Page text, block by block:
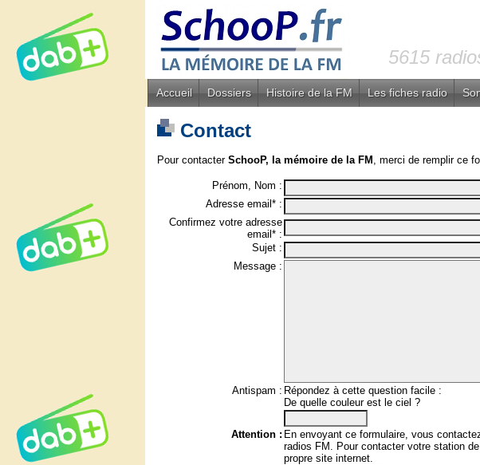
5615
Accueil Dossiers Histoire de la FM Les fiches radio
Contact
Pour contacter SchooP, la mémoire de la FM , merci de remplir ce
Prénom, Nom :
Adresse email* :
Confirmez votre adresse
email* :
Sujet :
Message :
Antispam : Répondez à cette question facile :
De quelle couleur est le ciel ?
Attention : En envoyant ce formulaire, vous
radios FM. Pour contacter votre station
propre site internet.